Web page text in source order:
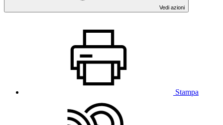
Vedi azioni
Stampa